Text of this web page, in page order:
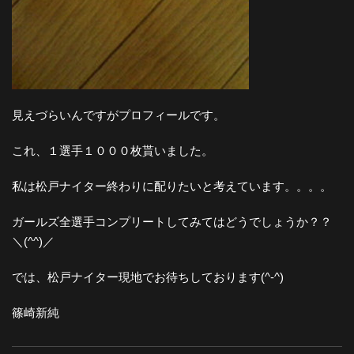
見えづらいんですがプロフィールです。
これ、１選手１０００枚貰いました。
私は松戸ナイター終わりに配りたいと考えています。。。。
ガールズ全選手コンプリートしてみてはどうでしょうか？？
＼(^^)／
では、松戸ナイター現地でお待ちしております(^-^)
篠崎新純